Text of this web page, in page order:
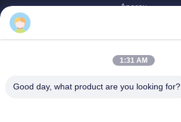
Aperçu
Vidéos
Visite D'usine
Contrôle De La Qualité
1:31 AM
Good day, what product are you looking for?